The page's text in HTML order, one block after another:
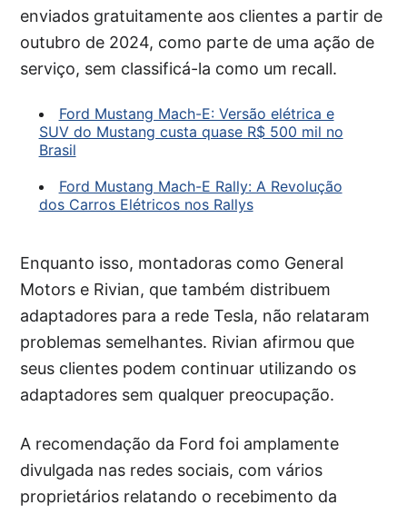
enviados gratuitamente aos clientes a partir de
outubro de 2024, como parte de uma ação de
serviço, sem classificá-la como um recall.
Ford Mustang Mach-E: Versão elétrica e
SUV do Mustang custa quase R$ 500 mil no
Brasil
Ford Mustang Mach-E Rally: A Revolução
dos Carros Elétricos nos Rallys
Enquanto isso, montadoras como General
Motors e Rivian, que também distribuem
adaptadores para a rede Tesla, não relataram
problemas semelhantes. Rivian afirmou que
seus clientes podem continuar utilizando os
adaptadores sem qualquer preocupação.
A recomendação da Ford foi amplamente
divulgada nas redes sociais, com vários
proprietários relatando o recebimento da